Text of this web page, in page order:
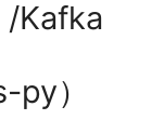
/Kafka
）